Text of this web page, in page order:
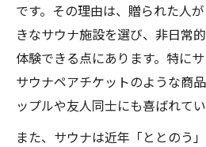
です。その理由は、贈られた人
きなサウナ施設を選び、非日常
体験できる点にあります。特に
サウナペアチケットのような商
ップルや友人同士にも喜ばれてい
また、サウナは近年「ととのう